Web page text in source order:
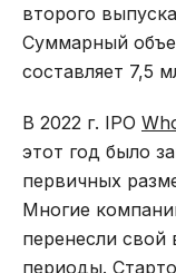
второго
Суммарный
составляет 7,5
В 2022 г. IPO
этот год было
первичных
Многие
перенесли
периоды.